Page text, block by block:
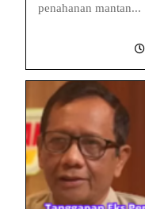
penahanan mantan...